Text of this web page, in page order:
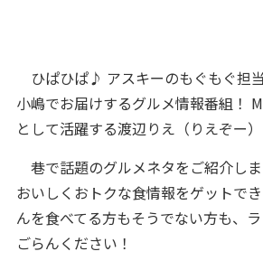
ひぱひぱ♪ アスキーのもぐもぐ担
小嶋でお届けするグルメ情報番組！
として活躍する渡辺りえ（りえぞー）
巷で話題のグルメネタをご紹介し
おいしくおトクな食情報をゲットで
んを食べてる方もそうでない方も、
ごらんください！